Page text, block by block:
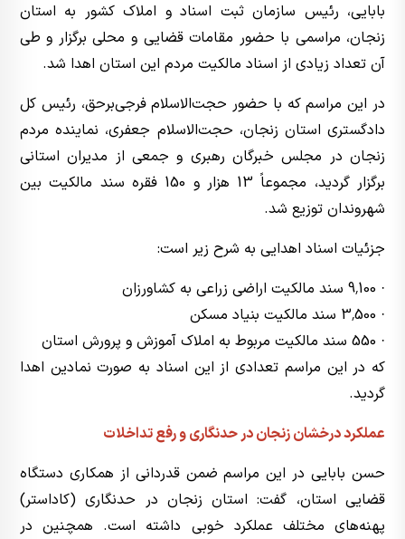
بابایی، رئیس سازمان ثبت اسناد و املاک کشور به استان
زنجان، مراسمی با حضور مقامات قضایی و محلی برگزار و طی
آن تعداد زیادی از اسناد مالکیت مردم این استان اهدا شد.
در این مراسم که با حضور حجت‌الاسلام فرجی‌برحق، رئیس کل
دادگستری استان زنجان، حجت‌الاسلام جعفری، نماینده مردم
زنجان در مجلس خبرگان رهبری و جمعی از مدیران استانی
برگزار گردید، مجموعاً 13 هزار و 150 فقره سند مالکیت بین
شهروندان توزیع شد.
جزئیات اسناد اهدایی به شرح زیر است:
· 9٬100 سند مالکیت اراضی زراعی به کشاورزان
· 3٬500 سند مالکیت بنیاد مسکن
· 550 سند مالکیت مربوط به املاک آموزش و پرورش استان
که در این مراسم تعدادی از این اسناد به صورت نمادین اهدا
گردید.
عملکرد درخشان زنجان در حدنگاری و رفع تداخلات
حسن بابایی در این مراسم ضمن قدردانی از همکاری دستگاه
قضایی استان، گفت: استان زنجان در حدنگاری (کاداستر)
پهنه‌های مختلف عملکرد خوبی داشته است. همچنین در